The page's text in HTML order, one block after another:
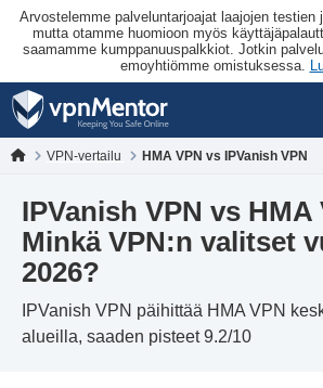
Arvostelemme palveluntarjoajat laajojen testien
mutta otamme huomioon myös
saamamme kumppanuuspalkkiot. Jotkin
emoyhtiömme omistuksessa.
VPN-vertailu HMA VPN vs IPVanish VPN
IPVanish VPN vs HMA
Minkä VPN:n valitset
2026?
IPVanish VPN päihittää HMA VPN
alueilla, saaden pisteet 9.2/10